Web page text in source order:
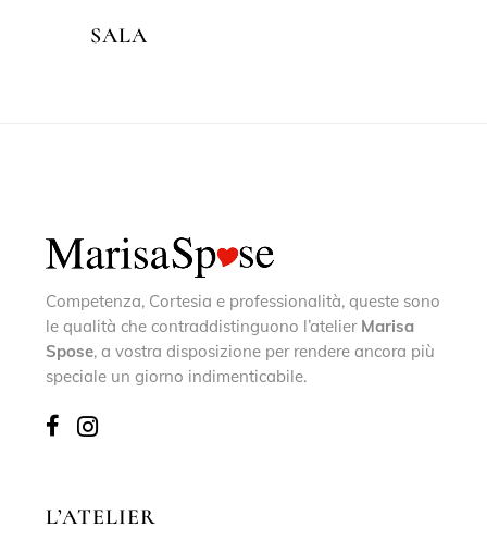
SALA
Competenza, Cortesia e professionalità, queste sono
le qualità che contraddistinguono l’atelier Marisa
Spose, a vostra disposizione per rendere ancora più
speciale un giorno indimenticabile.
L’ATELIER